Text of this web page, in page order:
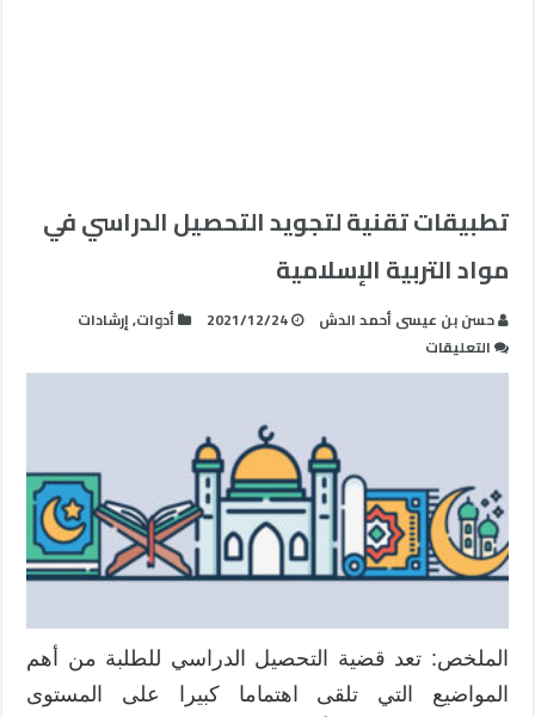
تطبيقات تقنية لتجويد التحصيل الدراسي في
مواد التربية الإسلامية
حسن بن عيسى أحمد الدش 2021/12/24 أدوات,إرشادات
التعليقات
تطبيقات
الدراسي
في
مواد
التربية
الملخص: تعد قضية التحصيل الدراسي للطلبة من أهم
المواضيع التي تلقى اهتماما كبيرا على المستوى